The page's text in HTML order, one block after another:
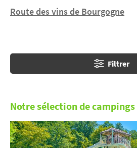
Route des vins de Bourgogne
Filtrer
Notre sélection de campings